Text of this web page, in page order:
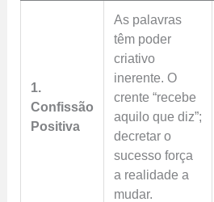
1.
Confissão
Positiva
As palavras
têm poder
criativo
inerente. O
crente “recebe
aquilo que diz”;
decretar o
sucesso força
a realidade a
mudar.